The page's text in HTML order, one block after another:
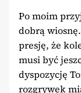
Po moim
dobrą
presję, że
musi być
dyspozycję
rozgrywek